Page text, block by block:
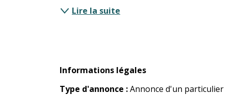
Lire la suite
Informations légales
Informations légales
Type d'annonce :Annonce d'un particulier